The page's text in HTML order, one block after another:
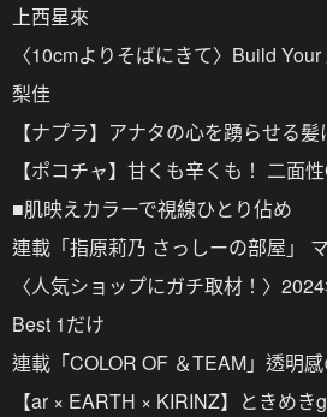
上西星來
〈10cmよりそばにきて〉Build
梨佳
【ナプラ】アナタの心を踴らせる
【ポコチャ】甘くも辛くも！ 二面
■肌映えカラーで視線ひとり佔め
連載「指原莉乃 さっしーの部屋」
〈人気ショップにガチ取材！〉
Best 1だけ
連載「COLOR OF ＆TEAM」透明
【ar × EARTH × KIRINZ】ときめき